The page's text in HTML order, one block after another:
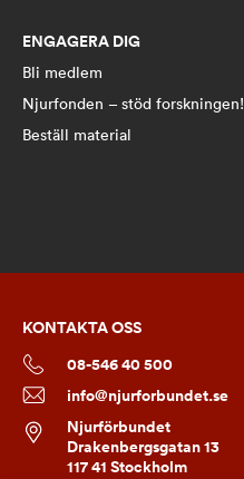
ENGAGERA DIG
Bli medlem
Njurfonden – stöd forskningen!
Beställ material
KONTAKTA OSS
08-546 40 500
info@njurforbundet.se
Njurförbundet
Drakenbergsgatan 13
117 41 Stockholm